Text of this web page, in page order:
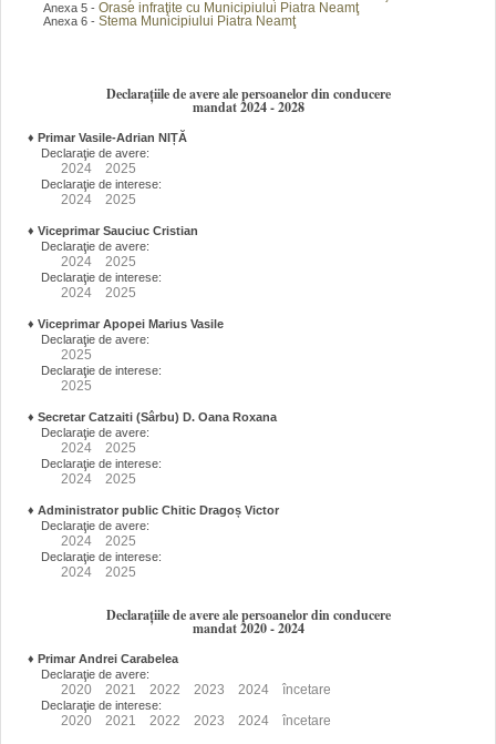
Anexa 5 - Orase infraţite cu Municipiului Piatra Neamţ
Anexa 6 - Stema Municipiului Piatra Neamţ
Declarațiile de avere ale persoanelor din conducere
mandat 2024 - 2028
♦ Primar Vasile-Adrian NIȚĂ
Declaraţie de avere:
2024 2025
Declaraţie de interese:
2024 2025
♦ Viceprimar Sauciuc Cristian
Declaraţie de avere:
2024 2025
Declaraţie de interese:
2024 2025
♦ Viceprimar Apopei Marius Vasile
Declaraţie de avere:
2025
Declaraţie de interese:
2025
♦ Secretar Catzaiti (Sârbu) D. Oana Roxana
Declaraţie de avere:
2024 2025
Declaraţie de interese:
2024 2025
♦ Administrator public Chitic Dragoș Victor
Declaraţie de avere:
2024 2025
Declaraţie de interese:
2024 2025
Declarațiile de avere ale persoanelor din conducere
mandat 2020 - 2024
♦ Primar Andrei Carabelea
Declaraţie de avere:
2020 2021 2022 2023 2024 încetare
Declaraţie de interese:
2020 2021 2022 2023 2024 încetare